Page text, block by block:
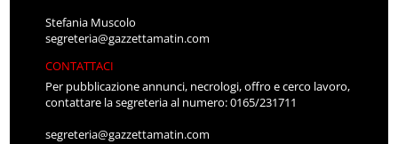
Stefania Muscolo
segreteria@gazzettamatin.com
CONTATTACI
Per pubblicazione annunci, necrologi, offro e cerco lavoro,
contattare la segreteria al numero: 0165/231711
segreteria@gazzettamatin.com